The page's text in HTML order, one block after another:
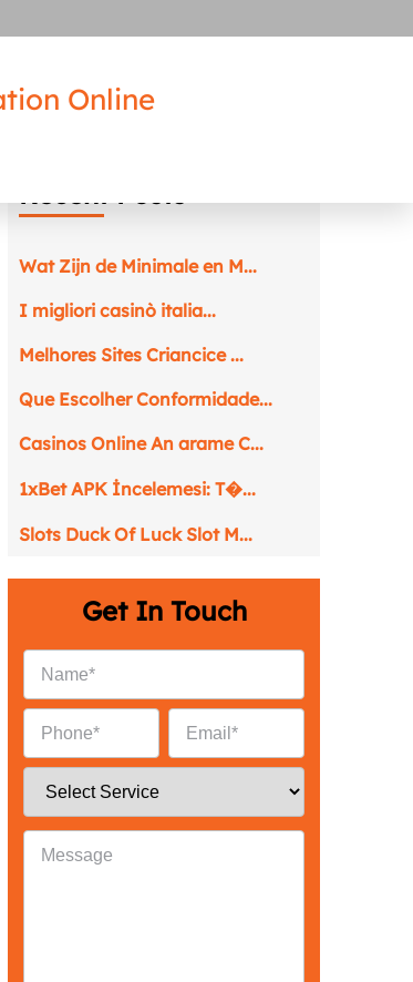
Online
Recent Posts
Wat Zijn de Minimale en M...
I migliori casinò italia...
Melhores Sites Criancice ...
Que Escolher Conformidade...
Casinos Online An arame C...
1xBet APK İncelemesi: T�...
Slots Duck Of Luck Slot M...
Get In Touch